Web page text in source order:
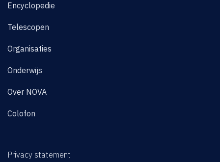
Encyclopedie
Telescopen
Organisaties
Onderwijs
Over NOVA
Colofon
Privacy statement